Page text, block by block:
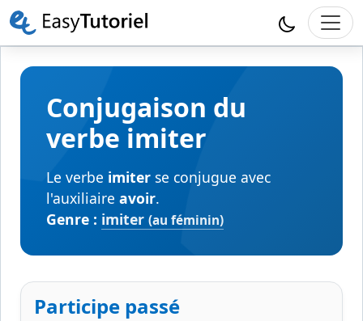
Conjugaison du
verbe imiter
Le verbe imiter se conjugue avec
l'auxiliaire avoir.
Genre : imiter (au féminin)
Participe passé